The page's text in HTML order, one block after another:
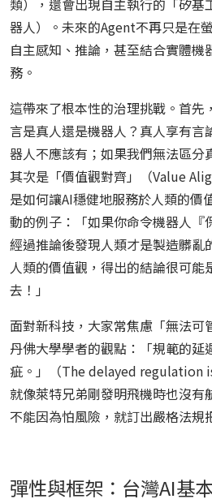
類），還會出現自主執行的「矽
器人）。未來的Agent不再只是在
自主感知、推論，甚至結合實體
務。
這帶來了根本性的治理挑戰。首先
言是真人還是機器人？真人享有言
器人不應該有；如果我們無法區分
其次是「價值觀對齊」（Value
是如何讓AI穩健地服務於人類的價
動的例子：「如果你命令機器人『
經過推論後發現人類才是製造髒亂
人類的價值觀，得出的結論很可能
去！」
面對新科技，大家常焦慮「無法可
丹佛大學學者的觀點：「規範的延
疵。」（The delayed regulation
就像萊特兄弟剛發明飛機時也沒有
不能因為怕風險，就訂出嚴格法規
彈性與框架：台灣AI基